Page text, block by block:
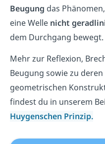
Beugung das
eine Welle nicht
dem Durchgang bewegt.
Mehr zur Reflexion,
Beugung sowie zu deren
geometrischen
findest du in unserem
Huygenschen Prinzip.